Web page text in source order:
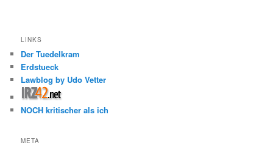
LINKS
Der Tuedelkram
Erdstueck
Lawblog by Udo Vetter
NOCH kritischer als ich
META